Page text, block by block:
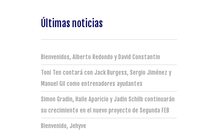
Últimas noticias
Bienvenidos, Alberto Redondo y David Constantin
Toni Ten contará con Jack Burgess, Sergio Jiménez y
Manuel Gil como entrenadores ayudantes
Simon Gradin, Haile Aparicio y Jadin Schilb continuarán
su crecimiento en el nuevo proyecto de Segunda FEB
Bienvenido, Jehyve